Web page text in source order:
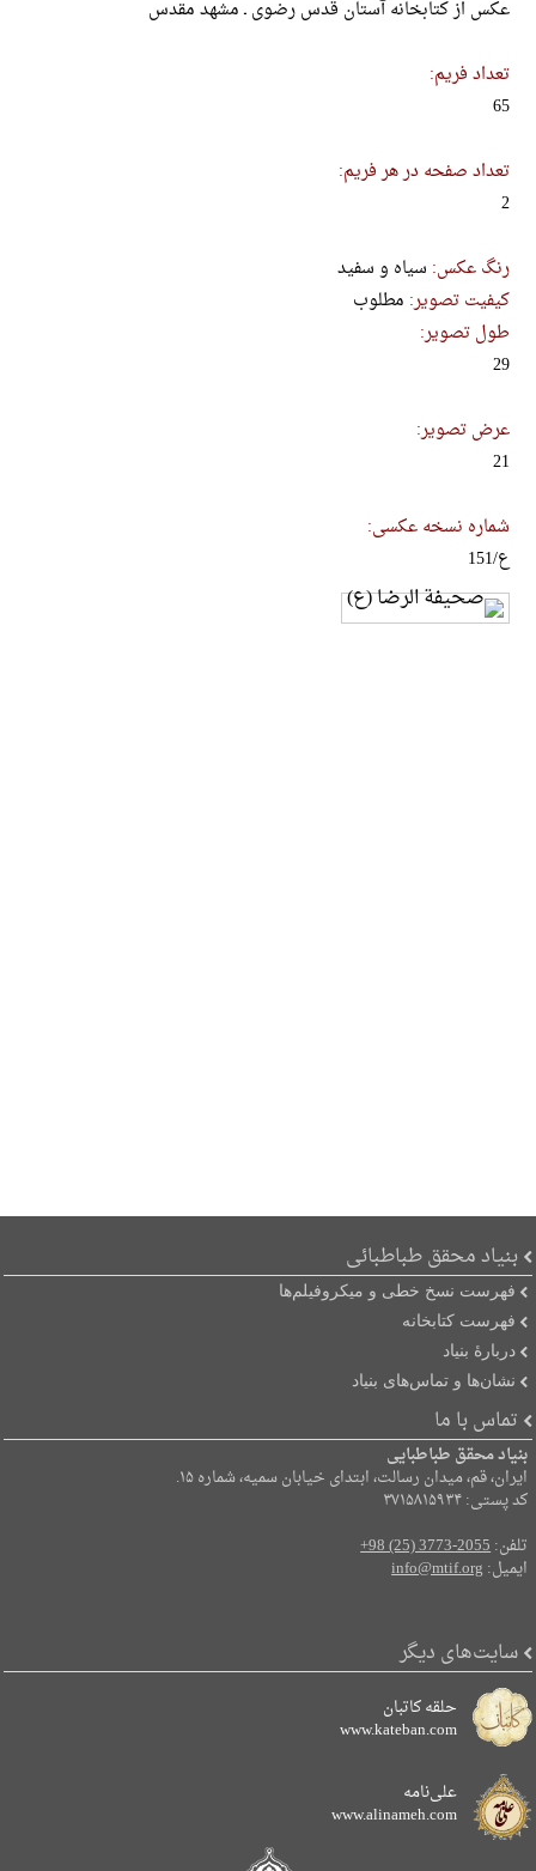
عکس از کتابخانه آستان قدس رضوی ـ مشهد مقدس
تعداد فریم:
65
تعداد صفحه در هر فریم:
2
رنگ عکس: سیاه و سفید
کیفیت تصویر: مطلوب
طول تصویر:
29
عرض تصویر:
21
شماره نسخه عکسی:
ع/151
بنیاد محقق طباطبائی
فهرست نسخ خطی و میکروفیلم‌ها
فهرست کتابخانه
دربارۀ بنیاد
نشان‌ها و تماس‌های بنیاد
تماس با ما
بنیاد محقق طباطبایی
ایران، قم، میدان رسالت، ابتدای خیابان سمیه، شماره ۱۵.
کد پستی: ۳۷۱۵۸۱۵۹۳۴
تلفن:+98 (25) 3773-2055
ایمیل:info@mtif.org
سایت‌های دیگر
حلقه کاتبان
www.kateban.com
علی‌نامه
www.alinameh.com